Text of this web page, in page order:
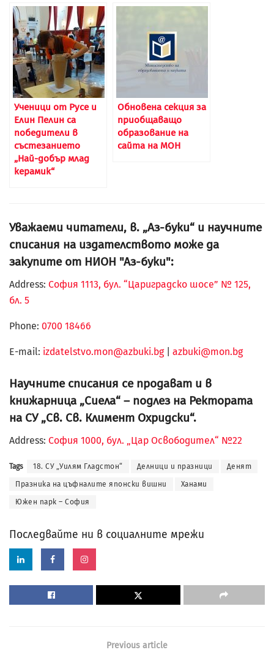
Ученици от Русе и
Елин Пелин са
победители в
състезанието
„Най-добър млад
керамик“
Обновена секция за
приобщаващо
образование на
сайта на МОН
Уважаеми читатели, в. „Аз-буки“ и научните
списания на издателството може да
закупите от НИОН "Аз-буки":
Address: София 1113, бул. “Цариградско шосе” № 125,
бл. 5
Phone: 0700 18466
Е-mail: izdatelstvo.mon@azbuki.bg| azbuki@mon.bg
Научните списания се продават и в
книжарница „Сиела“ – подлез на Ректората
на СУ „Св. Св. Климент Охридски“.
Address: София 1000, бул. „Цар Освободител“ №22
Tags 18. СУ „Уилям Гладстон“ Делници и празници Денят
Празника на цъфналите японски вишни Ханами
Южен парк – София
Последвайте ни в социалните мрежи
Previous article